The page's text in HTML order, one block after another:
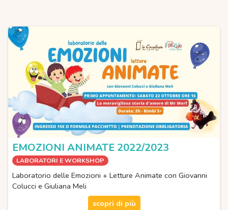
EMOZIONI ANIMATE 2022/2023
LABORATORI E WORKSHOP
Laboratorio delle Emozioni + Letture Animate con Giovanni
Colucci e Giuliana Meli
scopri di più